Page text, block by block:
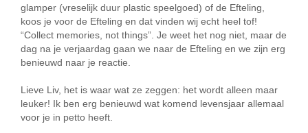
glamper (vreselijk duur plastic speelgoed) of de Efteling,
koos je voor de Efteling en dat vinden wij echt heel tof!
“Collect memories, not things”. Je weet het nog niet, maar de
dag na je verjaardag gaan we naar de Efteling en we zijn erg
benieuwd naar je reactie.
Lieve Liv, het is waar wat ze zeggen: het wordt alleen maar
leuker! Ik ben erg benieuwd wat komend levensjaar allemaal
voor je in petto heeft.